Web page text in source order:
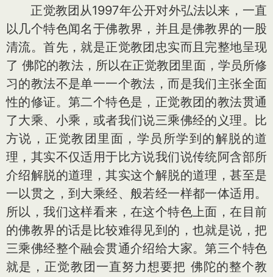
正觉教团从1997年公开对外弘法以来，一直
以几个特色闻名于佛教界，并且是佛教界的一股
清流。首先，就是正觉教团忠实而且完整地呈现
了 佛陀的教法，所以在正觉教团里面，学员所修
习的教法不是单一一个教法，而是我们主张全面
性的修证。第二个特色是，正觉教团的教法贯通
了大乘、小乘，或者我们说三乘佛经的义理。比
方说，正觉教团里面，学员所学到的解脱的道
理，其实不仅适用于比方说我们说传统阿含部所
介绍解脱的道理，其实这个解脱的道理，甚至是
一以贯之，到大乘经、般若经一样都一体适用。
所以，我们这样看来，在这个特色上面，在目前
的佛教界的话是比较难得见到的，也就是说，把
三乘佛经整个融会贯通介绍给大家。第三个特色
就是，正觉教团一直努力想要把 佛陀的整个教